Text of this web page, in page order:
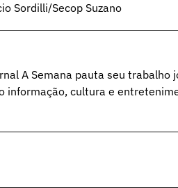
Sordilli/Secop Suzano
A Semana pauta seu trabalho
informação, cultura e